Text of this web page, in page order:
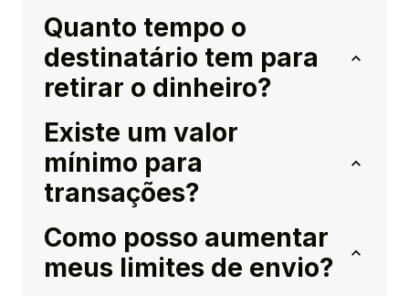
Quanto tempo o
destinatário tem para
retirar o dinheiro?
Existe um valor
mínimo para
transações?
Como posso aumentar
meus limites de envio?